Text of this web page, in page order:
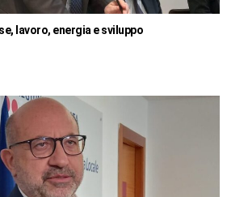
lavoro, energia e sviluppo